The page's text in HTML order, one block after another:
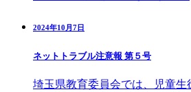
2024年10月7日
ネットトラブル注意報 第５号
埼玉県教育委員会では、児童生